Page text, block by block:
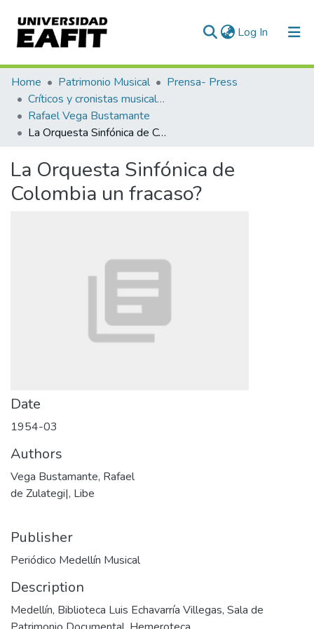
Log In (current)
Communities & Collections
All of DSpace
Statistics
Home Patrimonio Musical
Prensa- Press
Críticos y cronistas musicales
Rafael Vega Bustamante
La Orquesta Sinfónica de Colombia un fracaso?
La Orquesta Sinfónica de
Colombia un fracaso?
Date
1954-03
Authors
Vega Bustamante, Rafael
de Zulategi|, Libe
Publisher
Periódico Medellín Musical
Description
Medellín, Biblioteca Luis Echavarría Villegas, Sala de